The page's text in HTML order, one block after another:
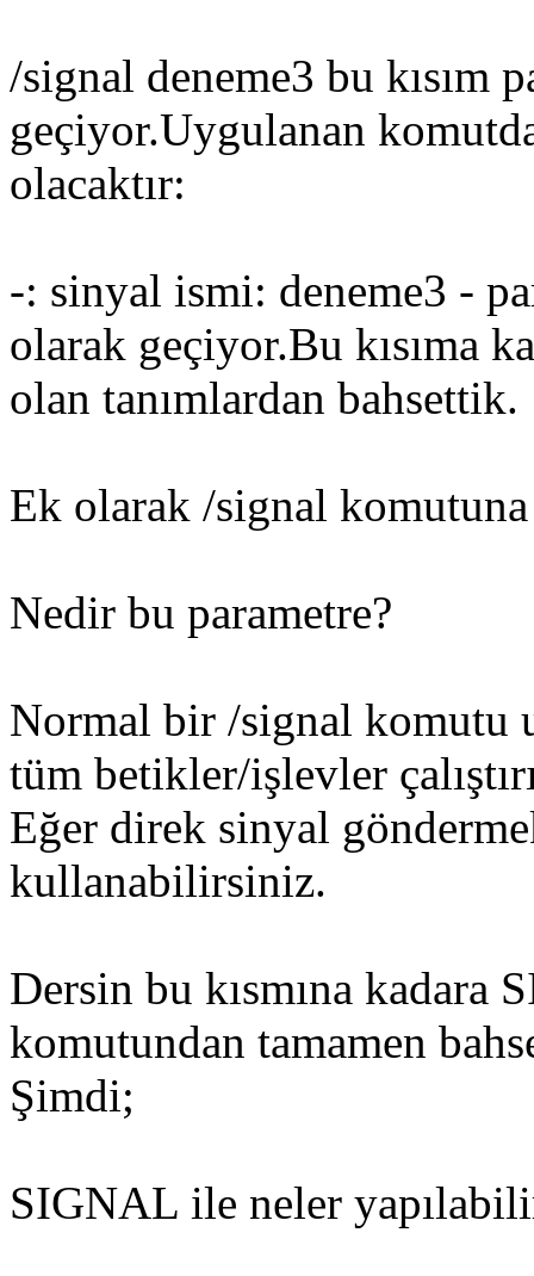
/signal deneme3 bu kısım
geçiyor.Uygulanan
olacaktır:
-: sinyal ismi: deneme3 -
olarak geçiyor.Bu kısıma
olan tanımlardan bahsettik.
Ek olarak /signal
Nedir bu parametre?
Normal bir /signal komutu
tüm betikler/işlevler
Eğer direk sinyal
kullanabilirsiniz.
Dersin bu kısmına kadara
komutundan tamamen
Şimdi;
SIGNAL ile neler